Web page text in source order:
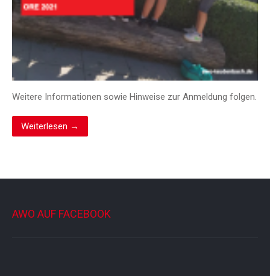
Weitere Informationen sowie Hinweise zur Anmeldung folgen.
Weiterlesen →
AWO AUF FACEBOOK